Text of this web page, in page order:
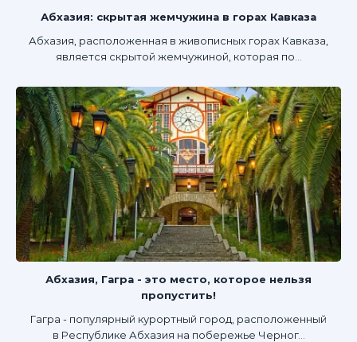
Абхазия: скрытая жемчужина в горах Кавказа
Абхазия, расположенная в живописных горах Кавказа,
является скрытой жемчужиной, которая по...
Абхазия, Гагра - это место, которое нельзя
пропустить!
Гагра - популярный курортный город, расположенный
в Республике Абхазия на побережье Черног...